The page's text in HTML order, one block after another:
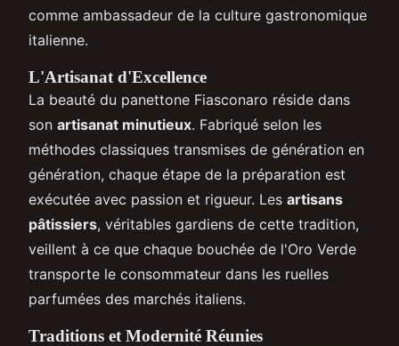
comme ambassadeur de la culture gastronomique
italienne.
L'Artisanat d'Excellence
La beauté du panettone Fiasconaro réside dans
son artisanat minutieux. Fabriqué selon les
méthodes classiques transmises de génération en
génération, chaque étape de la préparation est
exécutée avec passion et rigueur. Les artisans
pâtissiers, véritables gardiens de cette tradition,
veillent à ce que chaque bouchée de l'Oro Verde
transporte le consommateur dans les ruelles
parfumées des marchés italiens.
Traditions et Modernité Réunies